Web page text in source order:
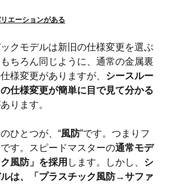
エーションがある
クモデルは新旧の仕様変更を選ぶ
ちろん同じように、通常の金属裏
様変更がありますが、 シースルー
仕様変更が簡単に目で見て分かる
ります。
ひとつが、“風防”です。つまりフ
す。スピードマスターの通常モデ
風防」を採用 します。しかし、 シ
は、「プラスチック風防→サファ